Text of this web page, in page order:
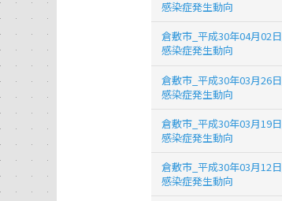
感染症発生動向
倉敷市_平成30年04月02日_
感染症発生動向
倉敷市_平成30年03月26日_
感染症発生動向
倉敷市_平成30年03月19日_
感染症発生動向
倉敷市_平成30年03月12日_
感染症発生動向